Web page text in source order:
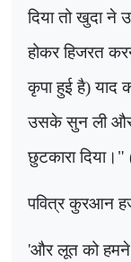
दिया तो खुदा ने
होकर हिजरत
कृपा हुई है) याद
उसके सुन ली और
छुटकारा
पवित्र कुरआन
'और लूत को हमने